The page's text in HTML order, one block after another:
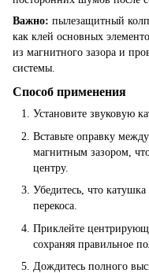
Важно: пылезащитный
как клей основных
из магнитного зазора и
системы.
Способ применения
Установите звуковую
Вставьте оправку
магнитным зазором,
центру.
Убедитесь, что
перекоса.
Приклейте
сохраняя правильное
Дождитесь полного